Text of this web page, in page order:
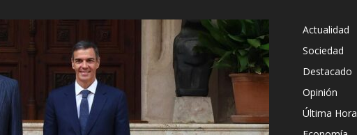
Actualidad
Sociedad
Destacado
Opinión
Última Hora